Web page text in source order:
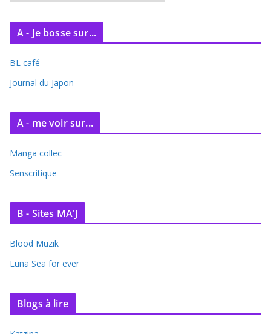
r
c
v
e
A - Je bosse sur...
BL café
Journal du Japon
A - me voir sur...
Manga collec
Senscritique
B - Sites MA'J
Blood Muzik
Luna Sea for ever
Blogs à lire